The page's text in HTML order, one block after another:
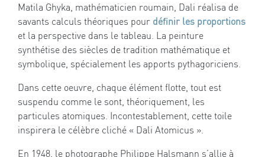
Matila Ghyka, mathématicien roumain, Dali réalisa de
savants calculs théoriques pour définir les proportions
et la perspective dans le tableau. La peinture
synthétise des siècles de tradition mathématique et
symbolique, spécialement les apports pythagoriciens.
Dans cette oeuvre, chaque élément flotte, tout est
suspendu comme le sont, théoriquement, les
particules atomiques. Incontestablement, cette toile
inspirera le célèbre cliché « Dali Atomicus ».
En 1948, le photographe Philippe Halsmann s’allie à